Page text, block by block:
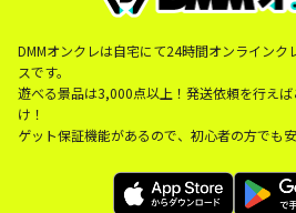
DMMオンクレは自宅にて24時間オンラインク
スです。
遊べる景品は3,000点以上！発送依頼を行え
け！
ゲット保証機能があるので、初心者の方でも